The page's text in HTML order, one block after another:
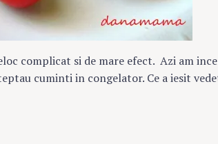
complicat si de mare efect. Azi am
cuminti in congelator. Ce a iesit